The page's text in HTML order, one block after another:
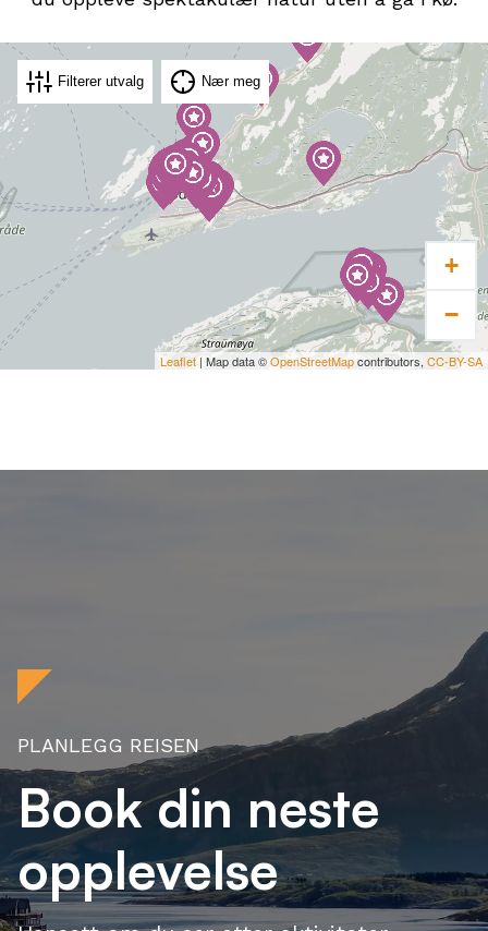
+
−
Leaflet | Map data ©OpenStreetMapcontributors, CC-BY-SA
Filterer utvalg Nær meg
PLANLEGG REISEN
Book din neste
opplevelse